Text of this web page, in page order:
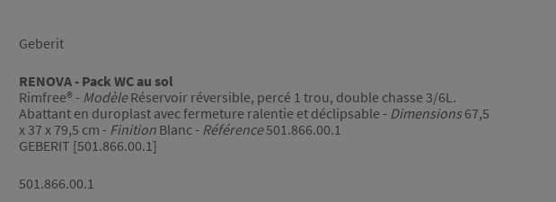
Geberit
RENOVA - Pack WC au sol
Rimfree® - ModèleRéservoir réversible, percé 1 trou, double chasse 3/6L.
Abattant en duroplast avec fermeture ralentie et déclipsable - Dimensions 67,5
x 37 x 79,5 cm - Finition Blanc - Référence501.866.00.1
GEBERIT [501.866.00.1]
501.866.00.1